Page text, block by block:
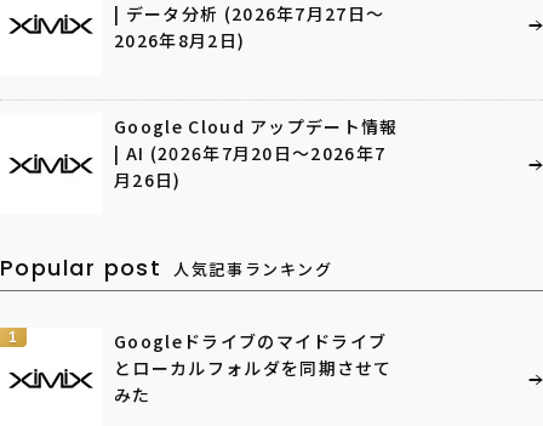
| データ分析 (2026年7月27日〜
2026年8月2日)
Google Cloud アップデート情報
| AI (2026年7月20日〜2026年7
月26日)
Popular post 人気記事ランキング
1
Googleドライブのマイドライブ
とローカルフォルダを同期させて
みた